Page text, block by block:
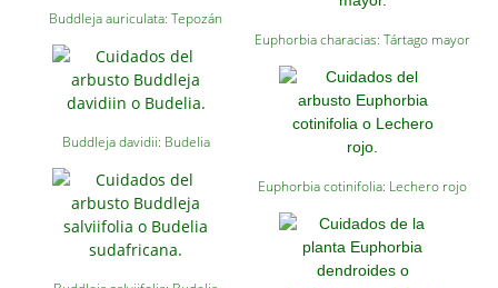
Buddleja auriculata: Tepozán
Buddleja davidii: Budelia
Euphorbia characias: Tártago mayor
Euphorbia cotinifolia: Lechero rojo